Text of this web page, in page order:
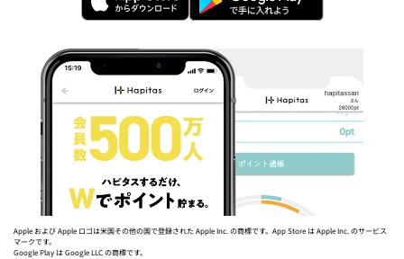
Apple および Apple ロゴは米国その他の国で登録された Apple Inc. の商標です。App Store は Apple Inc. のサービス
マークです。
Google Play は Google LLC の商標です。